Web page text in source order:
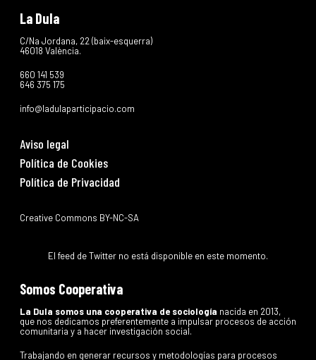
La Dula
C/Na Jordana, 22 (baix-esquerra)
46018 València.
660 141 539
646 375 175
info@ladulaparticipacio.com
Aviso legal
Política de Cookies
Política de Privacidad
Creative Commons BY-NC-SA
El feed de Twitter no está disponible en este momento.
Somos Cooperativa
La Dula somos una cooperativa de sociología nacida en 2013,
que nos dedicamos preferentemente a impulsar procesos de acción
comunitaria y a hacer investigación social.
Trabajando en generar recursos y metodologías para procesos